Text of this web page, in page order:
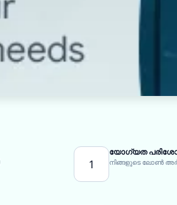
1
യോഗ്യത
നിങ്ങളുടെ ലോൺ